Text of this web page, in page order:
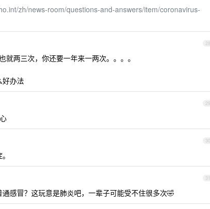
zh/news-room/questions-and-answers/item/coronavirus-
28
就两三次，你还要一年来一两次。。。。
好办法
29
30
31
感冒？这玩意是肺炎吧，一辈子可能受不住很多次🤣